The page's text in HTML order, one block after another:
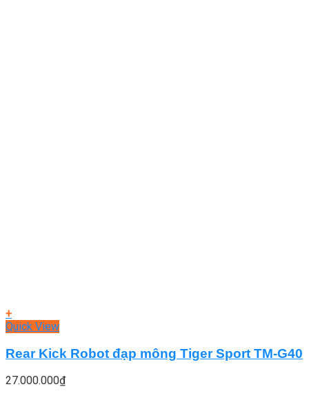
+
Quick View
Rear Kick Robot đạp mông Tiger Sport TM-G40
27.000.000₫